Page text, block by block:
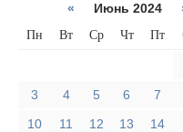
« Июнь 2024
Пн Вт Ср Чт Пт
3 4 5 6 7
10 11 12 13 14